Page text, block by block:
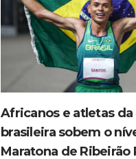
Africanos e atletas
brasileira sobem o
Maratona de Ribeirão